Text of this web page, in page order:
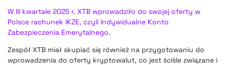
W III kwartale 2025 r. XTB wprowadziło do swojej oferty w
Polsce rachunek IKZE, czyli Indywidualne Konto
Zabezpieczenia Emerytalnego.
Zespół XTB miał skupiać się również na przygotowaniu do
wprowadzenia do oferty kryptowalut, co jest ściśle związane i